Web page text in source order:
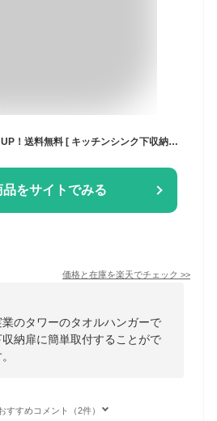
スーパーSALE中ポイントUP！送料無料 [ キッチンシンク下収納扉タオルハンガー タワー ] 山崎実業 公式 tower キッチン 用品 1985 1986 ホワイト ブラック / タオル掛け ふきん掛け 布巾ハンガー 台拭き タオルバー シンク周り yamazaki タワーシリーズ JGS
品をサイトでみる
価格と在庫を楽天でチェック >>
のタワーのタオルハンガーで
納扉に簡単取付することがで
すすめコメント（2件）